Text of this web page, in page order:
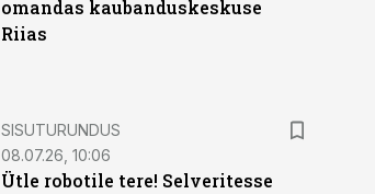
omandas kaubanduskeskuse
Riias
ST
SISUTURUNDUS
08.07.26, 10:06
Ütle robotile tere! Selveritesse